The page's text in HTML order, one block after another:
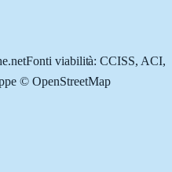
Fonti viabilità: CCISS, ACI,
© OpenStreetMap